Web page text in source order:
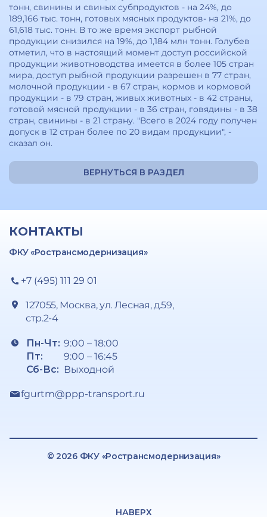
тонн, свинины и свиных субпродуктов - на 24%, до
189,166 тыс. тонн, готовых мясных продуктов- на 21%, до
61,618 тыс. тонн. В то же время экспорт рыбной
продукции снизился на 19%, до 1,184 млн тонн. Голубев
отметил, что в настоящий момент доступ российской
продукции животноводства имеется в более 105 стран
мира, доступ рыбной продукции разрешен в 77 стран,
молочной продукции - в 67 стран, кормов и кормовой
продукции - в 79 стран, живых животных - в 42 страны,
готовой мясной продукции - в 36 стран, говядины - в 38
стран, свинины - в 21 страну. "Всего в 2024 году получен
допуск в 12 стран более по 20 видам продукции", -
сказал он.
ВЕРНУТЬСЯ В РАЗДЕЛ
КОНТАКТЫ
ФКУ «Ространсмодернизация»
+7 (495) 111 29 01
127055, Москва, ул. Лесная, д.59,
стр.2-4
Пн-Чт:
Пт:
Сб-Вс:
9:00 – 18:00
9:00 – 16:45
Выходной
fgurtm@ppp-transport.ru
© 2026 ФКУ «Ространсмодернизация»
НАВЕРХ